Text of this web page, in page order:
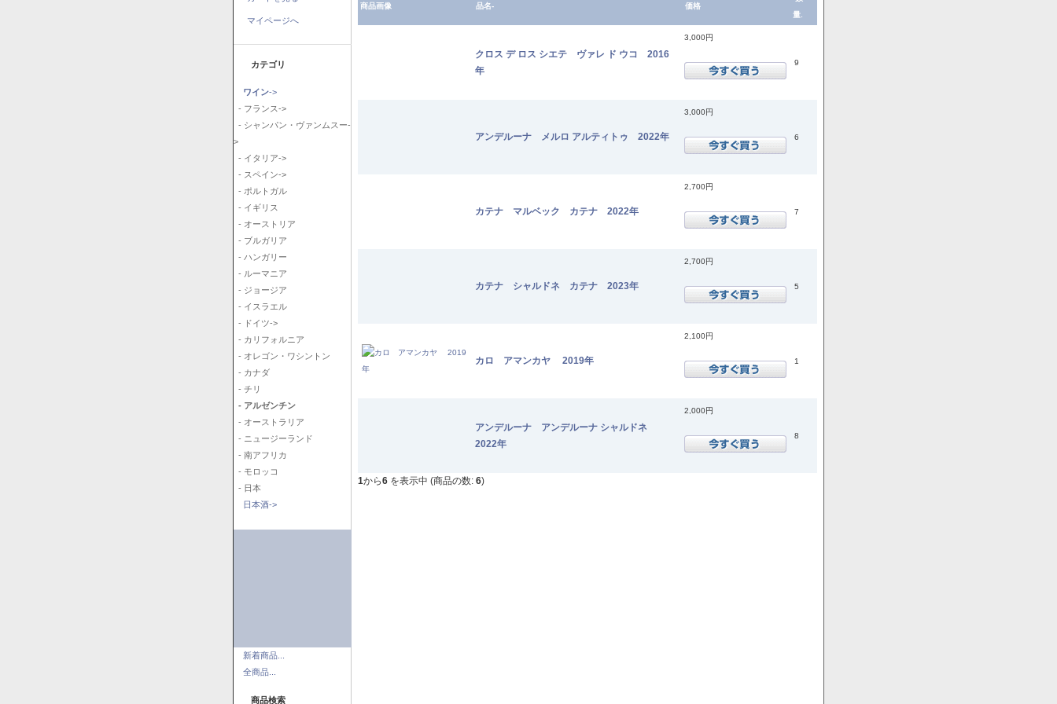
マイページへ
カテゴリ
ワイン->
- フランス->
- シャンパン・ヴァンムスー-
>
- イタリア->
- スペイン->
- ポルトガル
- イギリス
- オーストリア
- ブルガリア
- ハンガリー
- ルーマニア
- ジョージア
- イスラエル
- ドイツ->
- カリフォルニア
- オレゴン・ワシントン
- カナダ
- チリ
- アルゼンチン
- オーストラリア
- ニュージーランド
- 南アフリカ
- モロッコ
- 日本
日本酒->
新着商品...
全商品...
商品検索
商品画像 品名- 価格
量.
クロス デ ロス シエテ ヴァレ ド ウコ 2016
年
3,000円
9
アンデルーナ メルロ アルティトゥ 2022年
3,000円
6
カテナ マルベック カテナ 2022年
2,700円
7
カテナ シャルドネ カテナ 2023年
2,700円
5
カロ アマンカヤ 2019年
2,100円
1
アンデルーナ アンデルーナ シャルドネ
2022年
2,000円
8
1から6 を表示中 (商品の数: 6)